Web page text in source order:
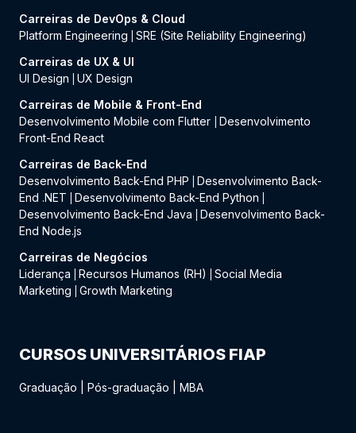
Carreiras de DevOps & Cloud
Platform Engineering
SRE (Site Reliability Engineering)
Carreiras de UX & UI
UI Design
UX Design
Carreiras de Mobile & Front-End
Desenvolvimento Mobile com Flutter
Desenvolvimento
Front-End React
Carreiras de Back-End
Desenvolvimento Back-End PHP
Desenvolvimento Back-
End .NET
Desenvolvimento Back-End Python
Desenvolvimento Back-End Java
Desenvolvimento Back-
End Node.js
Carreiras de Negócios
Liderança
Recursos Humanos (RH)
Social Media
Marketing
Growth Marketing
CURSOS UNIVERSITÁRIOS FIAP
Graduação Pós-graduação MBA